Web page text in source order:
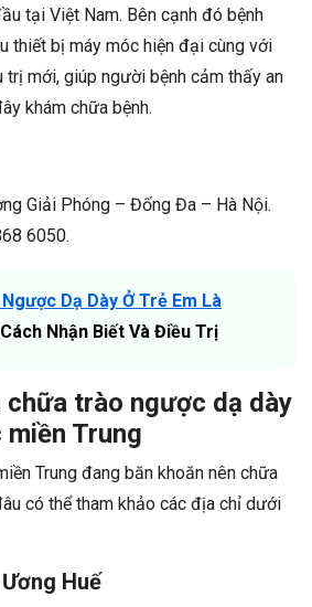
tại Việt Nam. Bên cạnh đó bệnh
thiết bị máy móc hiện đại cùng với
trị mới, giúp người bệnh cảm thấy an
khám chữa bệnh.
Giải Phóng – Đống Đa – Hà Nội.
6050.
Dạ Dày Ở Trẻ Em Là
Nhận Biết Và Điều Trị
chữa trào ngược dạ dày
Trung
Trung đang băn khoăn nên chữa
có thể tham khảo các địa chỉ dưới
Huế